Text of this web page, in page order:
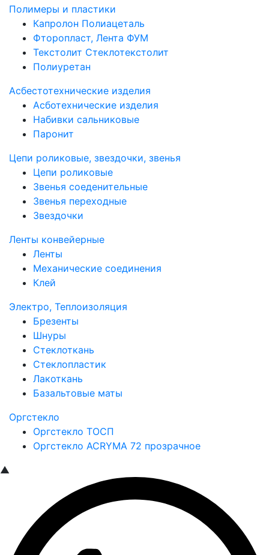
Полимеры и пластики
Капролон Полиацеталь
Фторопласт, Лента ФУМ
Текстолит Стеклотекстолит
Полиуретан
Асбестотехнические изделия
Асботехнические изделия
Набивки сальниковые
Паронит
Цепи роликовые, звездочки, звенья
Цепи роликовые
Звенья соеденительные
Звенья переходные
Звездочки
Ленты конвейерные
Ленты
Механические соединения
Клей
Электро, Теплоизоляция
Брезенты
Шнуры
Стеклоткань
Стеклопластик
Лакоткань
Базальтовые маты
Оргстекло
Оргстекло ТОСП
Оргстекло ACRYMA 72 прозрачное
▲